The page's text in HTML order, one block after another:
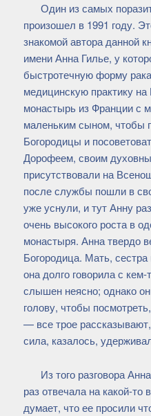
Один из самых
произошел в 1991 году.
знакомой автора данной
имени Анна Гилье, у
быстротечную форму
медицинскую практику
монастырь из Франции с
маленьким сыном, чтобы
Богородицы и
Дорофеем, своим
присутствовали на
после службы пошли в
уже уснули, и тут Анну
очень высокого роста в
монастыря. Анна твердо
Богородица. Мать,
она долго говорила с
слышен неясно; однако
голову, чтобы
— все трое
сила, казалось,
Из того разговора
раз отвечала на какой-то
думает, что ее просили